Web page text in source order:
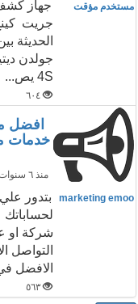
مستخدم مؤقت
الحديثة
جولدن
4S يص...
٦٠٤
افضل
خدمات
منذ ٦ سنوات
marketing emoo
بتدور
شركة او
التواصل
الافضل
٥٦٣